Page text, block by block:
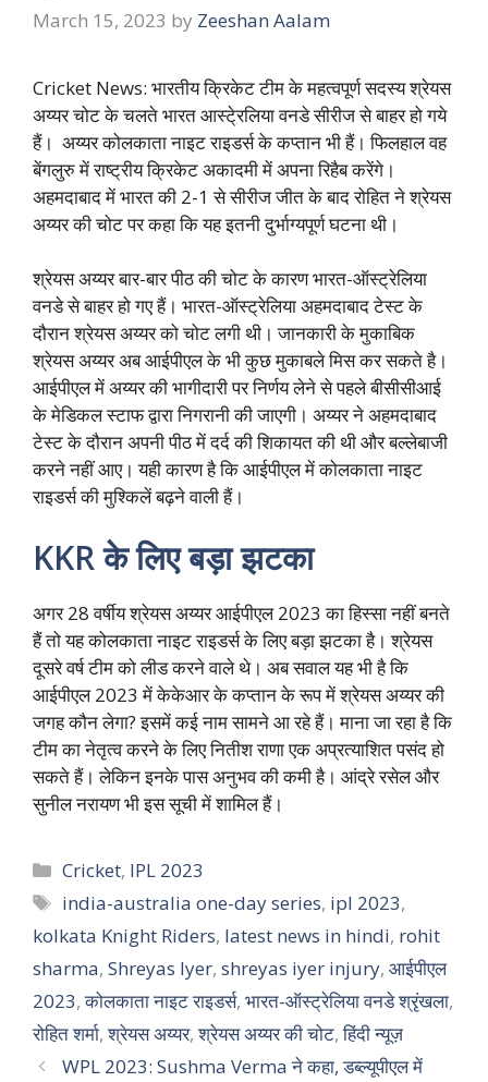
March 15, 2023 by Zeeshan Aalam
Cricket News: भारतीय क्रिकेट टीम के महत्वपूर्ण सदस्य श्रेयस
अय्यर चोट के चलते भारत आस्टे्रलिया वनडे सीरीज से बाहर हो गये
हैं। अय्यर कोलकाता नाइट राइडर्स के कप्तान भी हैं। फिलहाल वह
बेंगलुरु में राष्ट्रीय क्रिकेट अकादमी में अपना रिहैब करेंगे।
अहमदाबाद में भारत की 2-1 से सीरीज जीत के बाद रोहित ने श्रेयस
अय्यर की चोट पर कहा कि यह इतनी दुर्भाग्यपूर्ण घटना थी।
श्रेयस अय्यर बार-बार पीठ की चोट के कारण भारत-ऑस्ट्रेलिया
वनडे से बाहर हो गए हैं। भारत-ऑस्ट्रेलिया अहमदाबाद टेस्ट के
दौरान श्रेयस अय्यर को चोट लगी थी। जानकारी के मुकाबिक
श्रेयस अय्यर अब आईपीएल के भी कुछ मुकाबले मिस कर सकते है।
आईपीएल में अय्यर की भागीदारी पर निर्णय लेने से पहले बीसीसीआई
के मेडिकल स्टाफ द्वारा निगरानी की जाएगी। अय्यर ने अहमदाबाद
टेस्ट के दौरान अपनी पीठ में दर्द की शिकायत की थी और बल्लेबाजी
करने नहीं आए। यही कारण है कि आईपीएल में कोलकाता नाइट
राइडर्स की मुश्किलें बढ़ने वाली हैं।
KKR के लिए बड़ा झटका
अगर 28 वर्षीय श्रेयस अय्यर आईपीएल 2023 का हिस्सा नहीं बनते
हैं तो यह कोलकाता नाइट राइडर्स के लिए बड़ा झटका है। श्रेयस
दूसरे वर्ष टीम को लीड करने वाले थे। अब सवाल यह भी है कि
आईपीएल 2023 में केकेआर के कप्तान के रूप में श्रेयस अय्यर की
जगह कौन लेगा? इसमें कई नाम सामने आ रहे हैं। माना जा रहा है कि
टीम का नेतृत्व करने के लिए नितीश राणा एक अप्रत्याशित पसंद हो
सकते हैं। लेकिन इनके पास अनुभव की कमी है। आंद्रे रसेल और
सुनील नरायण भी इस सूची में शामिल हैं।
Categories
Cricket, IPL 2023
Tags
india-australia one-day series, ipl 2023,
kolkata Knight Riders, latest news in hindi, rohit
sharma, Shreyas Iyer, shreyas iyer injury, आईपीएल
2023,कोलकाता नाइट राइडर्स, भारत-ऑस्ट्रेलिया वनडे श्रृंखला,
रोहित शर्मा,श्रेयस अय्यर,श्रेयस अय्यर की चोट,हिंदी न्यूज़
WPL 2023: Sushma Verma ने कहा, डब्ल्यूपीएल में